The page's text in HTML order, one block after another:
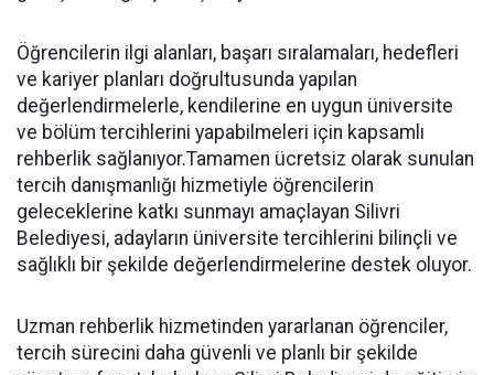
Öğrencilerin ilgi alanları, başarı sıralamaları, hedefleri
ve kariyer planları doğrultusunda yapılan
değerlendirmelerle, kendilerine en uygun üniversite
ve bölüm tercihlerini yapabilmeleri için kapsamlı
rehberlik sağlanıyor.Tamamen ücretsiz olarak sunulan
tercih danışmanlığı hizmetiyle öğrencilerin
geleceklerine katkı sunmayı amaçlayan Silivri
Belediyesi, adayların üniversite tercihlerini bilinçli ve
sağlıklı bir şekilde değerlendirmelerine destek oluyor.
Uzman rehberlik hizmetinden yararlanan öğrenciler,
tercih sürecini daha güvenli ve planlı bir şekilde